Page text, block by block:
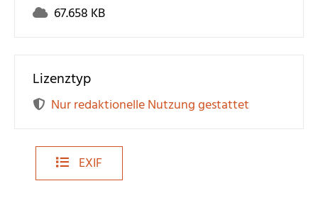
67.658 KB
Lizenztyp
Nur redaktionelle Nutzung gestattet
EXIF